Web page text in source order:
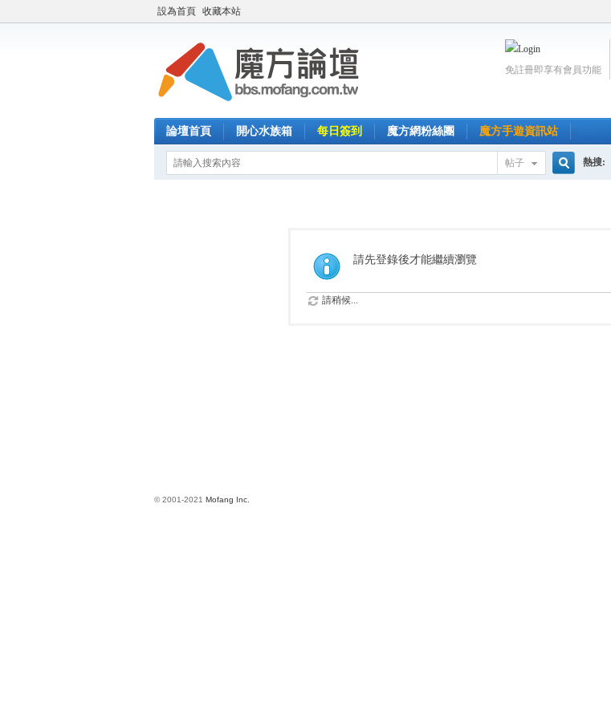
設為首頁 收藏本站
免註冊即享有會員功能
論壇首頁 開心水族箱 每日簽到 魔方網粉絲團 魔方手遊資訊站
帖子 熱搜:
請先登錄後才能繼續瀏覽
請稍候...
© 2001-2021 Mofang Inc.